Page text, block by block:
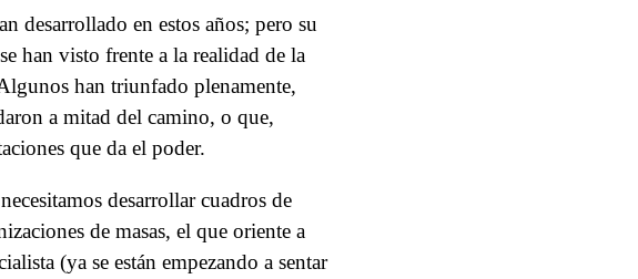
desarrollado en estos años; pero su
han visto frente a la realidad de la
han triunfado plenamente,
a mitad del camino, o que,
que da el poder.
desarrollar cuadros de
de masas, el que oriente a
(ya se están empezando a sentar